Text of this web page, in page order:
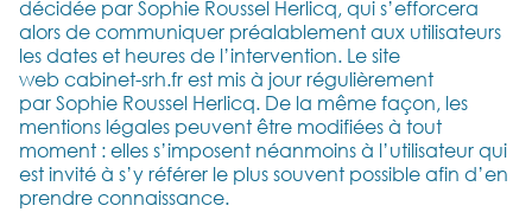
décidée par Sophie Roussel Herlicq, qui s’efforcera
alors de communiquer préalablement aux utilisateurs
les dates et heures de l’intervention. Le site
web cabinet-srh.fr est mis à jour régulièrement
par Sophie Roussel Herlicq. De la même façon, les
mentions légales peuvent être modifiées à tout
moment : elles s’imposent néanmoins à l’utilisateur qui
est invité à s’y référer le plus souvent possible afin d’en
prendre connaissance.